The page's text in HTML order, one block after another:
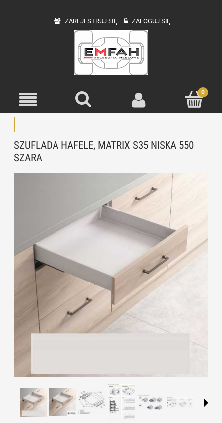
ZAREJESTRUJ SIĘ ZALOGUJ SIĘ
SZUFLADA HAFELE, MATRIX S35 NISKA 550
SZARA